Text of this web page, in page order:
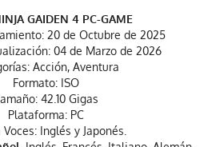
GAIDEN 4 PC-GAME
20 de Octubre de 2025
04 de Marzo de 2026
Acción, Aventura
Formato: ISO
42.10 Gigas
Plataforma: PC
Voces: Inglés y Japonés.